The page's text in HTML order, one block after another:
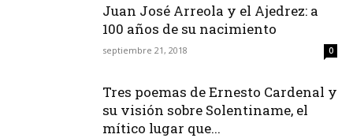
Juan José Arreola y el Ajedrez: a
100 años de su nacimiento
septiembre 21, 2018 0
Tres poemas de Ernesto Cardenal y
su visión sobre Solentiname, el
mítico lugar que...